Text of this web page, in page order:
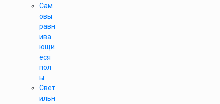
Сам
овы
равн
ива
ющи
еся
пол
ы
Свет
ильн